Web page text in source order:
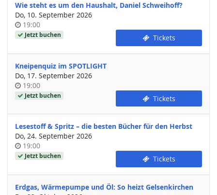
Wie steht es um den Haushalt, Daniel Schweihoff?
Do, 10. September 2026
Uhrzeit
19:00
Jetzt buchen Tickets
Kneipenquiz im SPOTLIGHT
Do, 17. September 2026
Uhrzeit
19:00
Jetzt buchen Tickets
Lesestoff & Spritz – die besten Bücher für den Herbst
Do, 24. September 2026
Uhrzeit
19:00
Jetzt buchen Tickets
Erdgas, Wärmepumpe und Öl: So heizt Gelsenkirchen